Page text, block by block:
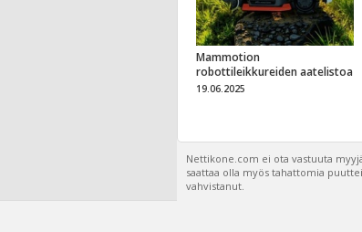
Mammotion
robottileikkureiden aatelistoa
19.06.2025
Nettikone.com ei ota vastuuta
saattaa olla myös tahattomia
vahvistanut.